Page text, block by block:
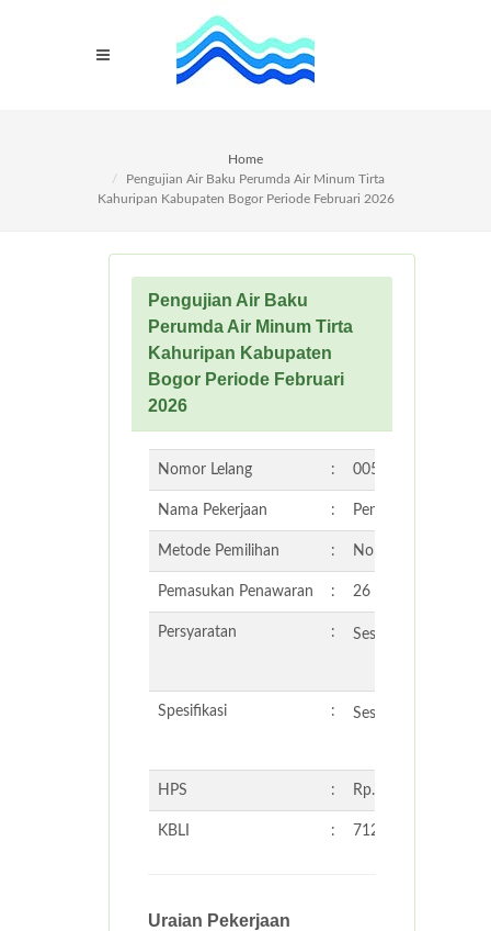
Home
Pengujian Air Baku Perumda Air Minum Tirta
Kahuripan Kabupaten Bogor Periode Februari 2026
Pengujian Air Baku
Perumda Air Minum Tirta
Kahuripan Kabupaten
Bogor Periode Februari
2026
Nomor Lelang : 005/07.3-UPL-
Nama Pekerjaan : Pengujian Air Baku
Metode Pemilihan : Non-Tender
Pemasukan Penawaran : 26 Maret 2026
Persyaratan : Sesuai Undangan
Spesifikasi : Sesuai Undangan
HPS : Rp. 12.787.200,00
KBLI : 71202 - JASA
Uraian Pekerjaan